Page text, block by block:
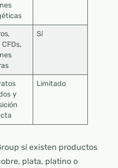
CFDs,
Sí
y
Limitado
sí existen productos
plata, platino o